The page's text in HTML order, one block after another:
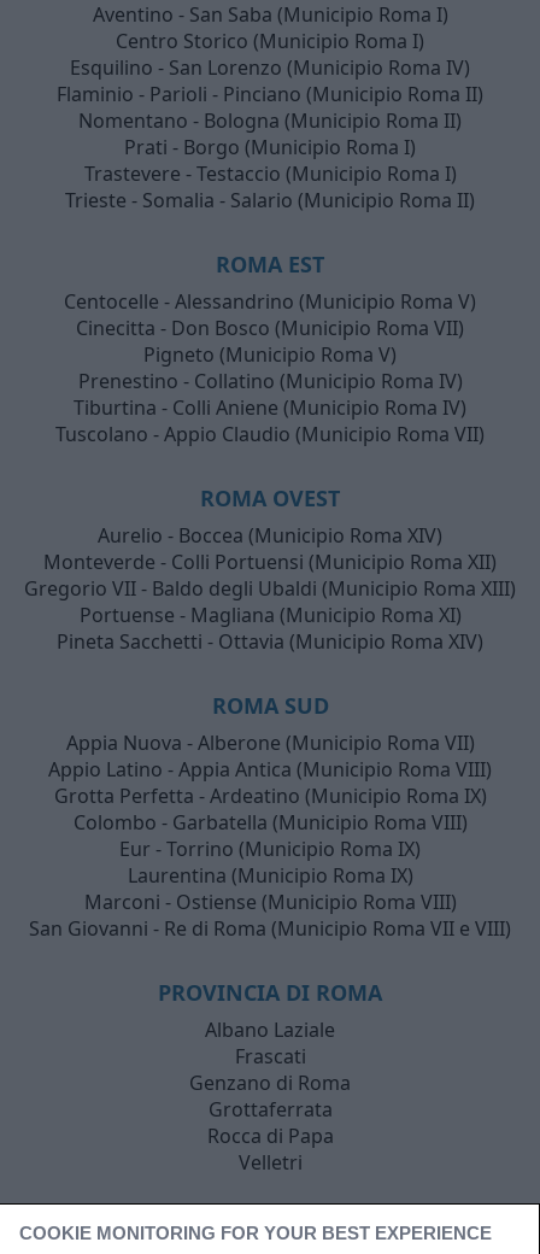
Aventino - San Saba (Municipio Roma I)
Centro Storico (Municipio Roma I)
Esquilino - San Lorenzo (Municipio Roma IV)
Flaminio - Parioli - Pinciano (Municipio Roma II)
Nomentano - Bologna (Municipio Roma II)
Prati - Borgo (Municipio Roma I)
Trastevere - Testaccio (Municipio Roma I)
Trieste - Somalia - Salario (Municipio Roma II)
ROMA EST
Centocelle - Alessandrino (Municipio Roma V)
Cinecitta - Don Bosco (Municipio Roma VII)
Pigneto (Municipio Roma V)
Prenestino - Collatino (Municipio Roma IV)
Tiburtina - Colli Aniene (Municipio Roma IV)
Tuscolano - Appio Claudio (Municipio Roma VII)
ROMA OVEST
Aurelio - Boccea (Municipio Roma XIV)
Monteverde - Colli Portuensi (Municipio Roma XII)
Gregorio VII - Baldo degli Ubaldi (Municipio Roma XIII)
Portuense - Magliana (Municipio Roma XI)
Pineta Sacchetti - Ottavia (Municipio Roma XIV)
ROMA SUD
Appia Nuova - Alberone (Municipio Roma VII)
Appio Latino - Appia Antica (Municipio Roma VIII)
Grotta Perfetta - Ardeatino (Municipio Roma IX)
Colombo - Garbatella (Municipio Roma VIII)
Eur - Torrino (Municipio Roma IX)
Laurentina (Municipio Roma IX)
Marconi - Ostiense (Municipio Roma VIII)
San Giovanni - Re di Roma (Municipio Roma VII e VIII)
PROVINCIA DI ROMA
Albano Laziale
Frascati
Genzano di Roma
Grottaferrata
Rocca di Papa
Velletri
COOKIE MONITORING FOR YOUR BEST EXPERIENCE